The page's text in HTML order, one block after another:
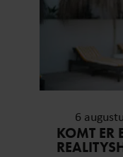
6
KOMT ER